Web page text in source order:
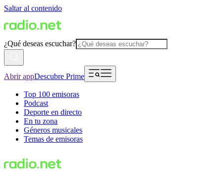
Saltar al contenido
¿Qué deseas escuchar?
Abrir appDescubre Prime
Top 100 emisoras
Podcast
Deporte en directo
En tu zona
Géneros musicales
Temas de emisoras